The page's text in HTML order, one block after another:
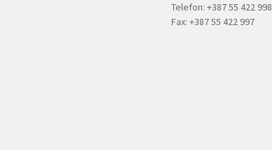
Telefon: +387 55 422 998
Fax: +387 55 422 997